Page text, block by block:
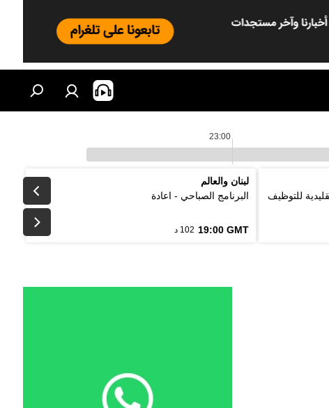
23:00
التقليدية للتوظيف
لبنان والعالم
البرنامج الصباحي - اعادة
19:00 GMT 102 د